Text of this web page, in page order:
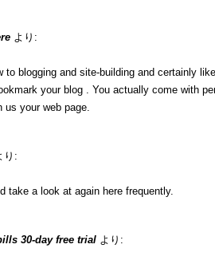
より:
to blogging and site-building and certainly
your blog . You actually come with
your web page.
り:
take a look at again here frequently.
30-day free trial より: